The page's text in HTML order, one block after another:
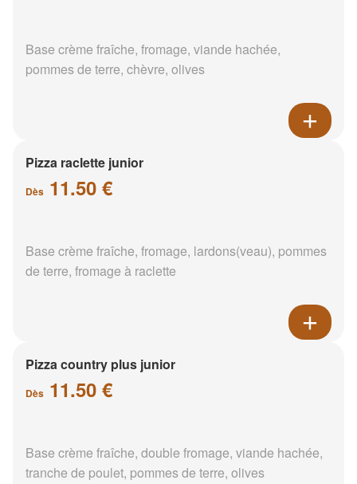
Base crème fraîche, fromage, viande hachée,
pommes de terre, chèvre, olives
Pizza raclette junior
Dès 11.50 €
Base crème fraîche, fromage, lardons(veau), pommes
de terre, fromage à raclette
Pizza country plus junior
Dès 11.50 €
Base crème fraîche, double fromage, viande hachée,
tranche de poulet, pommes de terre, olives